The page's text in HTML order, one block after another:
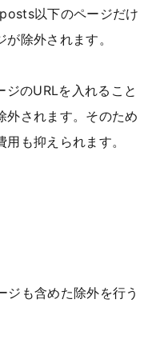
以下のページだけ
除外されます。
ジのURLを入れること
外されます。そのため
も抑えられます。
も含めた除外を行う